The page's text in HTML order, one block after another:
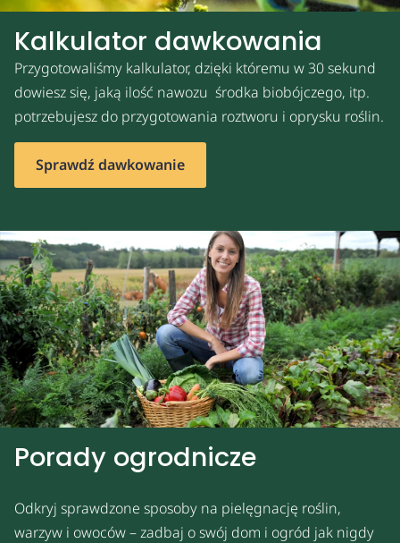
Kalkulator dawkowania
Przygotowaliśmy kalkulator, dzięki któremu w 30 sekund
dowiesz się, jaką ilość nawozu środka biobójczego, itp.
potrzebujesz do przygotowania roztworu i oprysku roślin.
Sprawdź dawkowanie
Porady ogrodnicze
Odkryj sprawdzone sposoby na pielęgnację roślin,
warzyw i owoców – zadbaj o swój dom i ogród jak nigdy